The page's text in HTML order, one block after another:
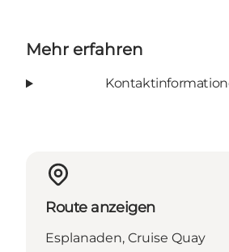
Mehr erfahren
Route anzeigen
Esplanaden, Cruise Quay